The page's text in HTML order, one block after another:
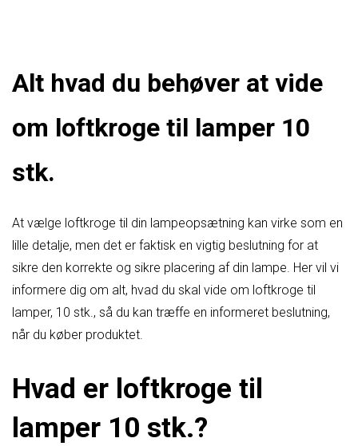
Alt hvad du behøver at vide
om loftkroge til lamper 10
stk.
At vælge loftkroge til din lampeopsætning kan virke som en
lille detalje, men det er faktisk en vigtig beslutning for at
sikre den korrekte og sikre placering af din lampe. Her vil vi
informere dig om alt, hvad du skal vide om loftkroge til
lamper, 10 stk., så du kan træffe en informeret beslutning,
når du køber produktet.
Hvad er loftkroge til
lamper 10 stk.?